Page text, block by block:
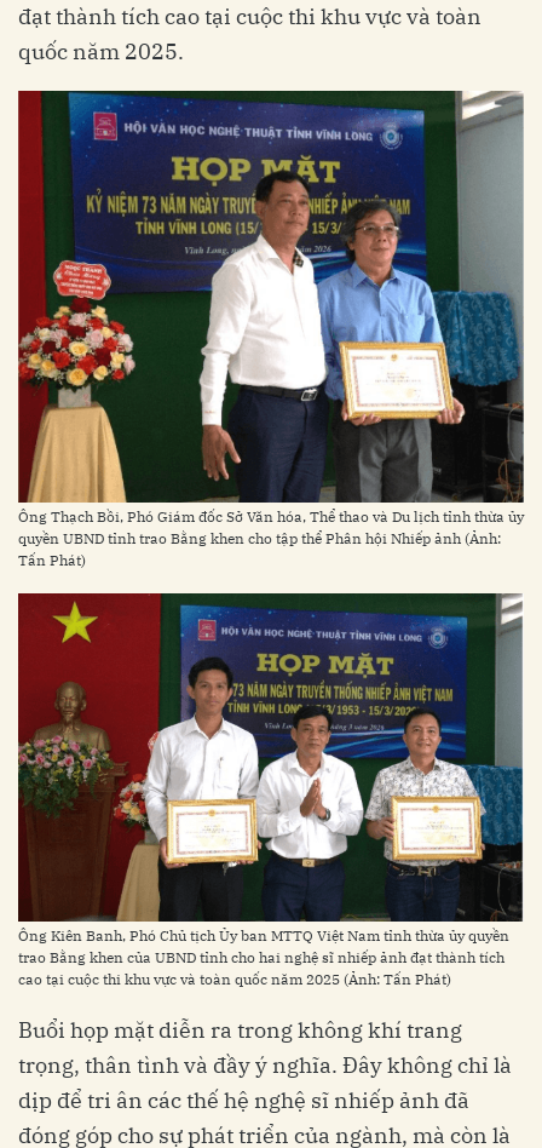
đạt thành tích cao tại cuộc thi khu vực và toàn
quốc năm 2025.
Ông Thạch Bồi, Phó Giám đốc Sở Văn hóa, Thể thao và Du lịch tỉnh thừa ủy
quyền UBND tỉnh trao Bằng khen cho tập thể Phân hội Nhiếp ảnh (Ảnh:
Tấn Phát)
Ông Kiên Banh, Phó Chủ tịch Ủy ban MTTQ Việt Nam tỉnh thừa ủy quyền
trao Bằng khen của UBND tỉnh cho hai nghệ sĩ nhiếp ảnh đạt thành tích
cao tại cuộc thi khu vực và toàn quốc năm 2025 (Ảnh: Tấn Phát)
Buổi họp mặt diễn ra trong không khí trang
trọng, thân tình và đầy ý nghĩa. Đây không chỉ là
dịp để tri ân các thế hệ nghệ sĩ nhiếp ảnh đã
đóng góp cho sự phát triển của ngành, mà còn là